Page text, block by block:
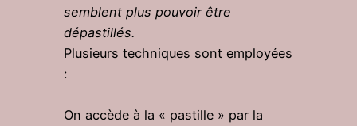
semblent plus pouvoir être
dépastillés.
Plusieurs techniques sont employées
:
On accède à la « pastille » par la